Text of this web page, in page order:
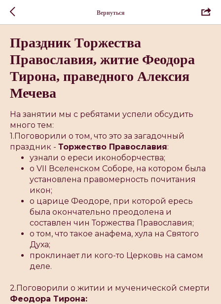
Вернуться
Праздник Торжества
Православия, житие Феодора
Тирона, праведного Алексия
Мечева
На занятии мы с ребятами успели обсудить
много тем:
1.Поговорили о том, что это за загадочный
праздник - Торжество Православия:
узнали о ереси иконоборчества;
о VII Вселенском Соборе, на котором была
установлена правомерность почитания
икон;
о царице Феодоре, при которой ересь
была окончательно преодолена и
составлен чин Торжества Православия;
о том, что такое анафема, хула на Святого
Духа;
проклинает ли кого-то Церковь на самом
деле.
2.Поговорили о житии и мученической смерти
Феодора Тирона: